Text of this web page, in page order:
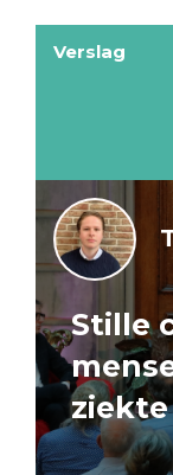
Verslag
Stille
ziekte